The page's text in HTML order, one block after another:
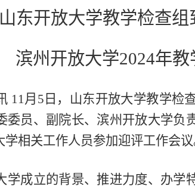
山东开放大学教学检查组
滨州开放大学2024年教
11月5日，山东开放大学教学检
委员、副院长、滨州开放大学负
相关工作人员参加迎评工作会议
学成立的背景、推进力度、办学